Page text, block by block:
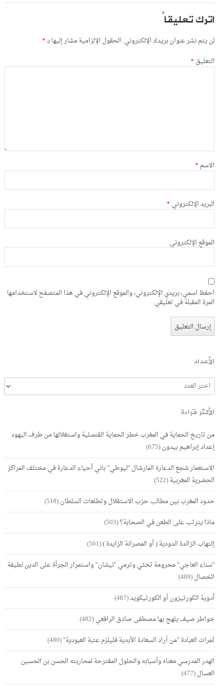
اترك تعليقاً
لن يتم نشر عنوان بريدك الإلكتروني. الحقول الإلزامية مشار إليها بـ*
التعليق *
الاسم *
البريد الإلكتروني *
الموقع الإلكتروني
احفظ اسمي، بريدي الإلكتروني، والموقع الإلكتروني في هذا المتصفح لاستخدامها
المرة المقبلة في تعليقي.
الأعداد
الأكثر قراءة
من تاريخ الحماية في المغرب خطر الحماية القنصلية واستغلالها من طرف اليهود
إعداد إبراهيم بيدون(675)
الاستعمار شجع الدعارة المارشال "ليوطي" باني أحياء الدعارة في مختلف المراكز
الحضرية المغربية(522)
حدود المغرب بين مطالب حزب الاستقلال وتطلعات السلطان(518)
ماذا يترتب على الطعن في الصحابة؟(503)
إلتهاب الزائدة الدودية ( أو المصرانة الزايدة )(501)
"سناء العاجي" محرومة تحثي وترمي "نيشان" واستمرار الجرأة على الدين لطيفة
الخصال(489)
أدوية الكورتيزون أو الكورتيكويد(487)
خواطر صيف يلهج بها مصطفى صادق الرافعي(482)
ثمرات العبادة "من أراد السعادة الأبدية فليلزم عتبة العبودية"(480)
الهدر المدرسي معناه وأسبابه والحلول المقترحة لمحاربته الحسن بن الحسين
العسال(477)